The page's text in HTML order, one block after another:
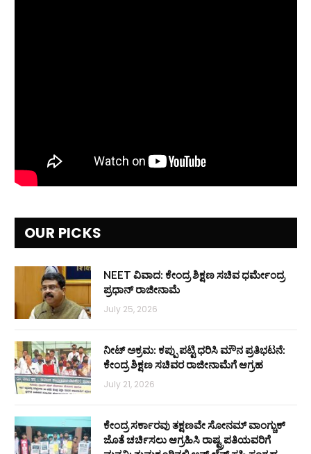
OUR PICKS
NEET ವಿವಾದ: ಕೇಂದ್ರ ಶಿಕ್ಷಣ ಸಚಿವ ಧರ್ಮೇಂದ್ರ
ಪ್ರಧಾನ್ ರಾಜೀನಾಮೆ
July 25, 2026
ನೀಟ್ ಅಕ್ರಮ: ಕಪ್ಪು ಪಟ್ಟಿ ಧರಿಸಿ ಮೌನ ಪ್ರತಿಭಟನೆ:
ಕೇಂದ್ರ ಶಿಕ್ಷಣ ಸಚಿವರ ರಾಜೀನಾಮೆಗೆ ಆಗ್ರಹ
July 21, 2026
ಕೇಂದ್ರ ಸರ್ಕಾರವು ತಕ್ಷಣವೇ ಸೋನಮ್ ವಾಂಗ್ಚುಕ್
ಜೊತೆ ಚರ್ಚಿಸಲು ಆಗ್ರಹಿಸಿ ರಾಷ್ಟ್ರಪತಿಯವರಿಗೆ